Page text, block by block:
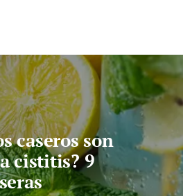
caseros son
cistitis? 9